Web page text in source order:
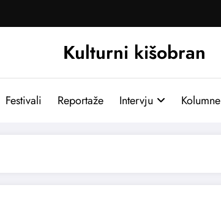
Kulturni kišobran
Festivali Reportaže Intervju Kolumne